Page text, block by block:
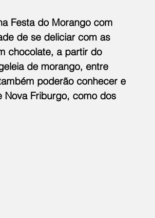
Festa do Morango com
de se deliciar com as
chocolate, a partir do
de morango, entre
poderão conhecer e
Friburgo, como dos